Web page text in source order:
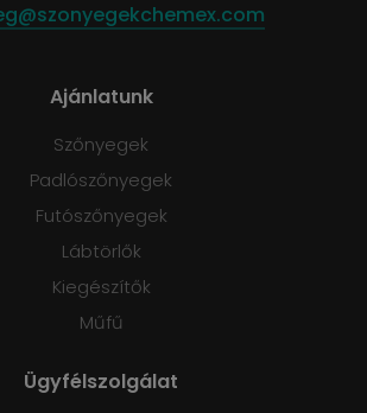
Ajánlatunk
Szőnyegek
Padlószőnyegek
Futószőnyegek
Lábtörlők
Kiegészítők
Műfű
Ügyfélszolgálat